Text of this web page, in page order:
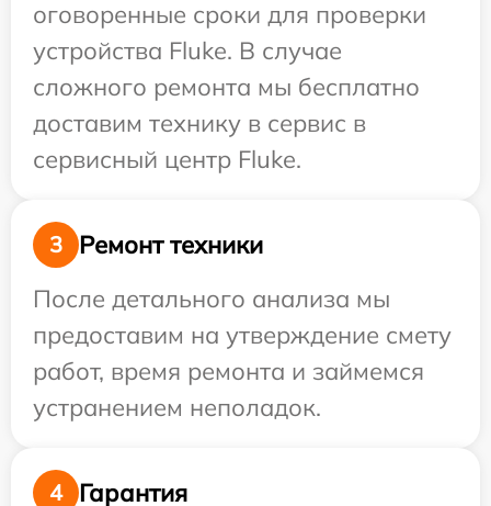
оговоренные сроки для проверки
устройства Fluke. В случае
сложного ремонта мы бесплатно
доставим технику в сервис в
сервисный центр Fluke.
3
Ремонт техники
После детального анализа мы
предоставим на утверждение смету
работ, время ремонта и займемся
устранением неполадок.
4
Гарантия